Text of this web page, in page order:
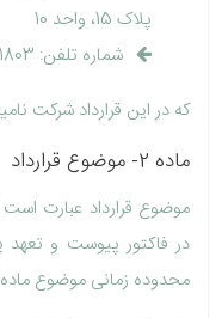
پلاک 15، واحد 10
شماره تلفن: 82801803
که در این قرارداد شرکت
ماده 2- موضوع قرارداد
موضوع قرارداد عبارت
در فاكتور پيوست و
محدوده زمانی موضوع ماده 3.